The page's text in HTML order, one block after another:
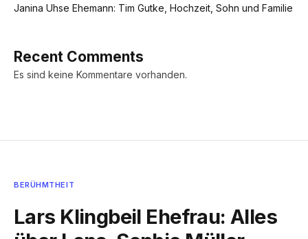
Janina Uhse Ehemann: Tim Gutke, Hochzeit, Sohn und Familie
Recent Comments
Es sind keine Kommentare vorhanden.
BERÜHMTHEIT
Lars Klingbeil Ehefrau: Alles